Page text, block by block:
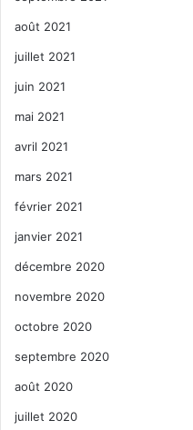
août 2021
juillet 2021
juin 2021
mai 2021
avril 2021
mars 2021
février 2021
janvier 2021
décembre 2020
novembre 2020
octobre 2020
septembre 2020
août 2020
juillet 2020